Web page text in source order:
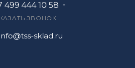
499 444 10 58
ЗВОНОК
sklad.ru